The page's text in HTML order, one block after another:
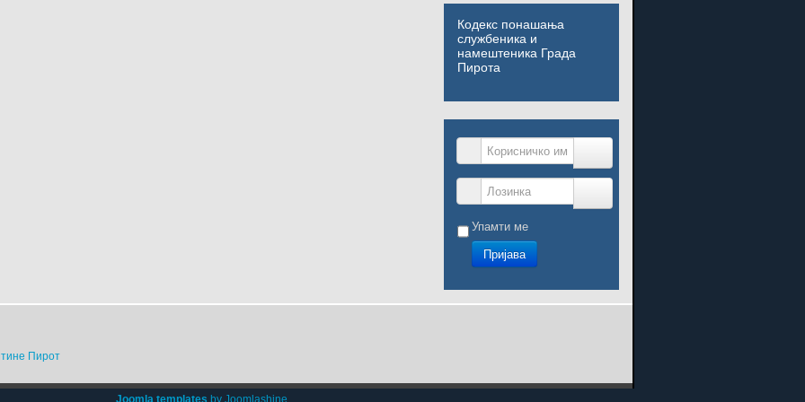
Кодекс понашања
службеника и
намештеника Града
Пирота
Корисничко име
Лозинка
Упамти ме
Пријава
Пирот